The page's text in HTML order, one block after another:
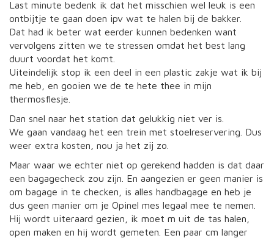
Last minute bedenk ik dat het misschien wel leuk is een
ontbijtje te gaan doen ipv wat te halen bij de bakker.
Dat had ik beter wat eerder kunnen bedenken want
vervolgens zitten we te stressen omdat het best lang
duurt voordat het komt.
Uiteindelijk stop ik een deel in een plastic zakje wat ik bij
me heb, en gooien we de te hete thee in mijn
thermosflesje.
Dan snel naar het station dat gelukkig niet ver is.
We gaan vandaag het een trein met stoelreservering. Dus
weer extra kosten, nou ja het zij zo.
Maar waar we echter niet op gerekend hadden is dat daar
een bagagecheck zou zijn. En aangezien er geen manier is
om bagage in te checken, is alles handbagage en heb je
dus geen manier om je Opinel mes legaal mee te nemen.
Hij wordt uiteraard gezien, ik moet m uit de tas halen,
open maken en hij wordt gemeten. Een paar cm langer